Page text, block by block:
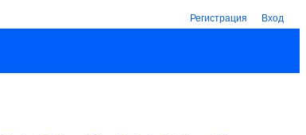
Регистрация Вход